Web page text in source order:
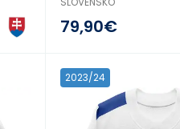
79,90€
2023/24